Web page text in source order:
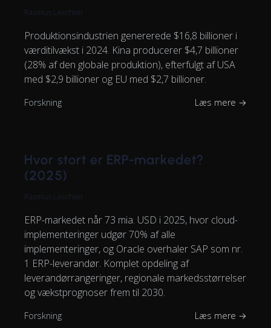
Rasmus Leichter
Produktionsindustrien genererede $16,8 billioner i
værditilvækst i 2024. Kina producerer $4,7 billioner
(28% af den globale produktion), efterfulgt af USA
med $2,9 billioner og EU med $2,7 billioner.
Forskning Læs mere →
Hvor stort er ERP-markedet?
(2025)
Rasmus Leichter
ERP-markedet når 73 mia. USD i 2025, hvor cloud-
implementeringer udgør 70% af alle
implementeringer, og Oracle overhaler SAP som nr.
1 ERP-leverandør. Komplet opdeling af
leverandørrangeringer, regionale markedsstørrelser
og vækstprognoser frem til 2030.
Forskning Læs mere →